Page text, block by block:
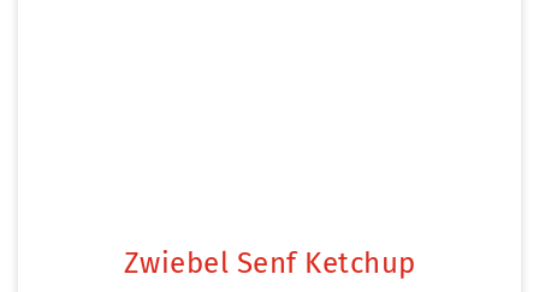
Zwiebel Senf Ketchup